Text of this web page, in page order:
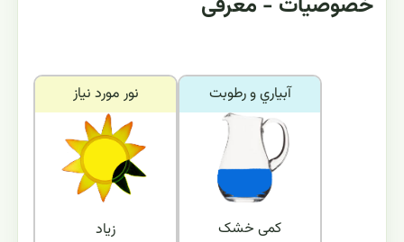
نور مورد نياز
زیاد
آبياري و رطوبت
کمی خشک